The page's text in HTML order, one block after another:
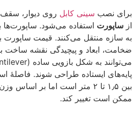
برای نصب سینی کابل روی دیوار، سقف
از ساپورت استفاده می‌شود. ساپورت‌ها
به سازه منتقل می‌کنند. قیمت
ضخامت، ابعاد و پیچیدگی نقشه ساخت
پایه‌های ایستاده طراحی شوند. فاصلهٔ
بین ۱٫۵ تا ۲ متر است اما بر
ممکن است تغییر کند.